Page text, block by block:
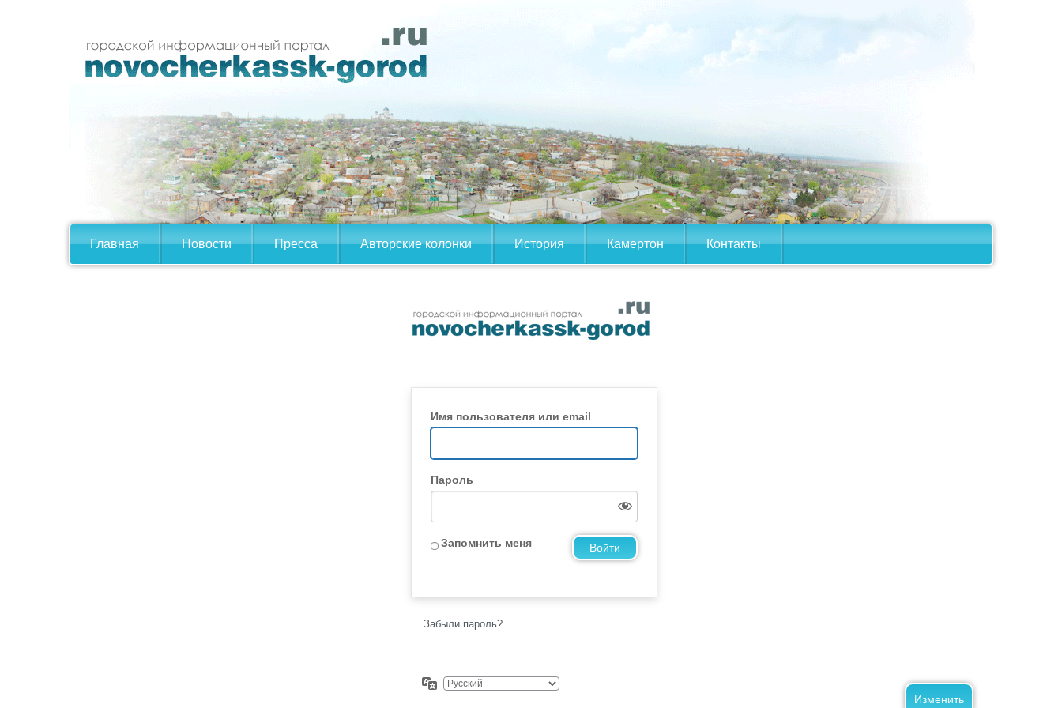
Главная Новости Пресса Авторские колонки История Камертон Контакты
Имя пользователя или email
Пароль
Запомнить меня
Забыли пароль?